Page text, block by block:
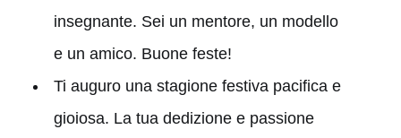
insegnante. Sei un mentore, un modello
e un amico. Buone feste!
Ti auguro una stagione festiva pacifica e
gioiosa. La tua dedizione e passione